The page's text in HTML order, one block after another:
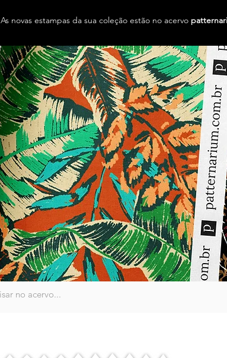
As novas estampas da sua coleção estão no acervo